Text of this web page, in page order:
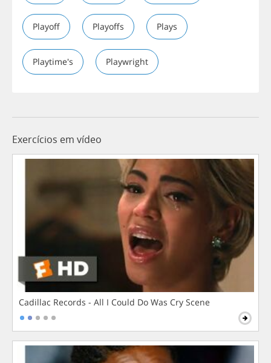
Playoff Playoffs Plays
Playtime's Playwright
Exercícios em vídeo
Cadillac Records - All I Could Do Was Cry Scene